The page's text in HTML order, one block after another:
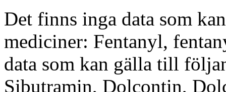
Det finns inga data som
mediciner: Fentanyl,
data som kan gälla till
Sibutramin, Dolcontin,